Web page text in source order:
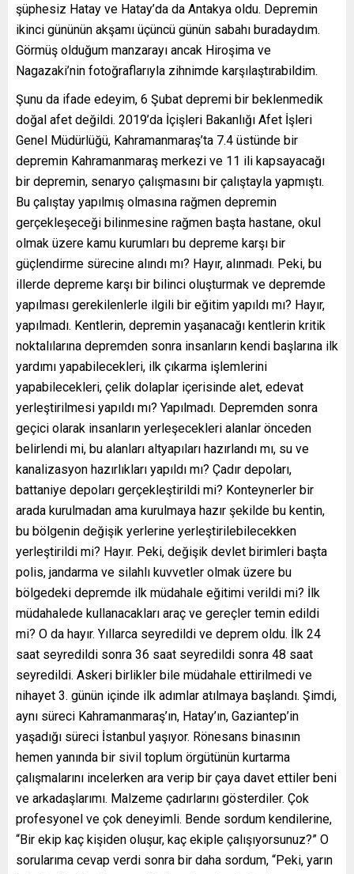
şüphesiz Hatay ve Hatay’da da Antakya oldu. Depremin
ikinci gününün akşamı üçüncü günün sabahı buradaydım.
Görmüş olduğum manzarayı ancak Hiroşima ve
Nagazaki’nin fotoğraflarıyla zihnimde karşılaştırabildim.
Şunu da ifade edeyim, 6 Şubat depremi bir beklenmedik
doğal afet değildi. 2019’da İçişleri Bakanlığı Afet İşleri
Genel Müdürlüğü, Kahramanmaraş’ta 7.4 üstünde bir
depremin Kahramanmaraş merkezi ve 11 ili kapsayacağı
bir depremin, senaryo çalışmasını bir çalıştayla yapmıştı.
Bu çalıştay yapılmış olmasına rağmen depremin
gerçekleşeceği bilinmesine rağmen başta hastane, okul
olmak üzere kamu kurumları bu depreme karşı bir
güçlendirme sürecine alındı mı? Hayır, alınmadı. Peki, bu
illerde depreme karşı bir bilinci oluşturmak ve depremde
yapılması gerekilenlerle ilgili bir eğitim yapıldı mı? Hayır,
yapılmadı. Kentlerin, depremin yaşanacağı kentlerin kritik
noktalılarına depremden sonra insanların kendi başlarına ilk
yardımı yapabilecekleri, ilk çıkarma işlemlerini
yapabilecekleri, çelik dolaplar içerisinde alet, edevat
yerleştirilmesi yapıldı mı? Yapılmadı. Depremden sonra
geçici olarak insanların yerleşecekleri alanlar önceden
belirlendi mi, bu alanları altyapıları hazırlandı mı, su ve
kanalizasyon hazırlıkları yapıldı mı? Çadır depoları,
battaniye depoları gerçekleştirildi mi? Konteynerler bir
arada kurulmadan ama kurulmaya hazır şekilde bu kentin,
bu bölgenin değişik yerlerine yerleştirilebilecekken
yerleştirildi mi? Hayır. Peki, değişik devlet birimleri başta
polis, jandarma ve silahlı kuvvetler olmak üzere bu
bölgedeki depremde ilk müdahale eğitimi verildi mi? İlk
müdahalede kullanacakları araç ve gereçler temin edildi
mi? O da hayır. Yıllarca seyredildi ve deprem oldu. İlk 24
saat seyredildi sonra 36 saat seyredildi sonra 48 saat
seyredildi. Askeri birlikler bile müdahale ettirilmedi ve
nihayet 3. günün içinde ilk adımlar atılmaya başlandı. Şimdi,
aynı süreci Kahramanmaraş’ın, Hatay’ın, Gaziantep’in
yaşadığı süreci İstanbul yaşıyor. Rönesans binasının
hemen yanında bir sivil toplum örgütünün kurtarma
çalışmalarını incelerken ara verip bir çaya davet ettiler beni
ve arkadaşlarımı. Malzeme çadırlarını gösterdiler. Çok
profesyonel ve çok deneyimli. Bende sordum kendilerine,
“Bir ekip kaç kişiden oluşur, kaç ekiple çalışıyorsunuz?” O
sorularıma cevap verdi sonra bir daha sordum, “Peki, yarın